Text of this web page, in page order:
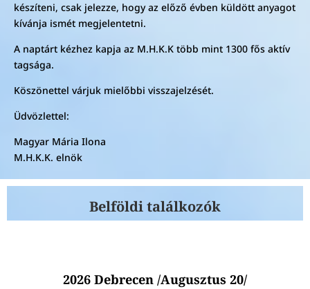
készíteni, csak jelezze, hogy az előző évben küldött anyagot
kívánja ismét megjelentetni.
A naptárt kézhez kapja az M.H.K.K több mint 1300 fős aktív
tagsága.
Köszönettel várjuk mielőbbi visszajelzését.
Üdvözlettel:
Magyar Mária Ilona
M.H.K.K. elnök
Belföldi találkozók
2026 Debrecen /Augusztus 20/